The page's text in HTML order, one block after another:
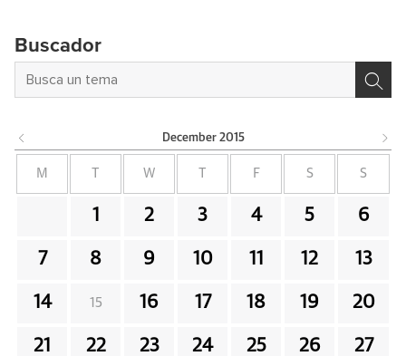
Buscador
December 2015
M W F S S
1 2 3 4 5 6
7 8 9 10 11 12 13
14 15 16 17 18 19 20
21 22 23 24 25 26 27